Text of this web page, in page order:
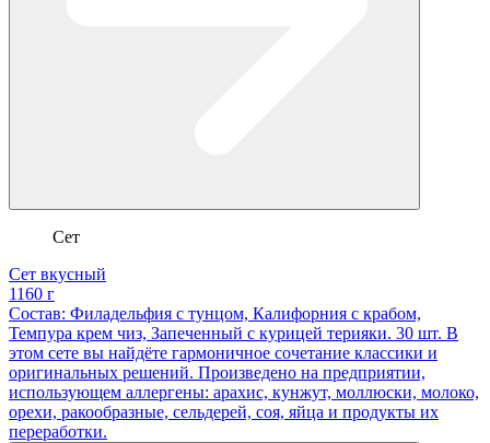
Сет
Сет вкусный
1160 г
Состав: Филадельфия с тунцом, Калифорния с крабом,
Темпура крем чиз, Запеченный с курицей терияки. 30 шт. В
этом сете вы найдёте гармоничное сочетание классики и
оригинальных решений. Произведено на предприятии,
использующем аллергены: арахис, кунжут, моллюски, молоко,
орехи, ракообразные, сельдерей, соя, яйца и продукты их
переработки.